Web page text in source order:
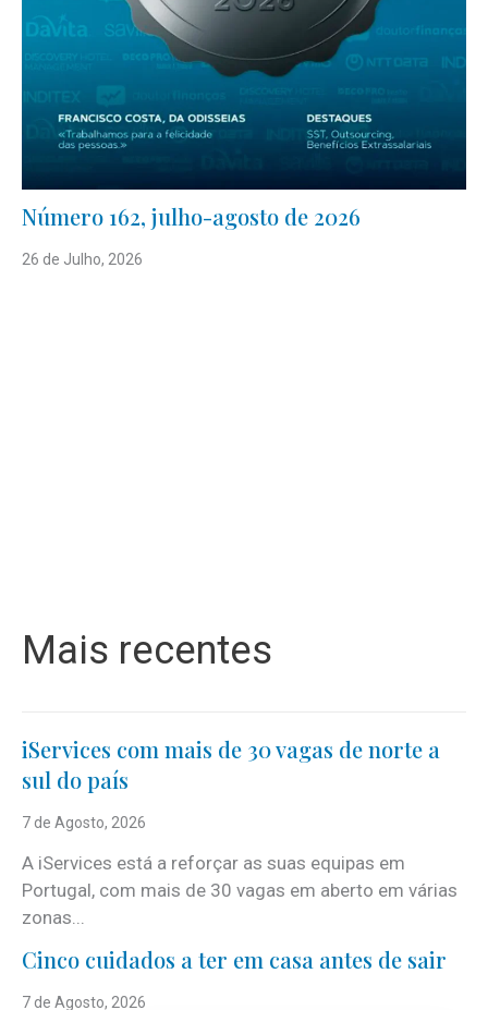
Número 162, julho-agosto de 2026
26 de Julho, 2026
Mais recentes
iServices com mais de 30 vagas de norte a
sul do país
7 de Agosto, 2026
A iServices está a reforçar as suas equipas em
Portugal, com mais de 30 vagas em aberto em várias
zonas...
Cinco cuidados a ter em casa antes de sair
7 de Agosto, 2026